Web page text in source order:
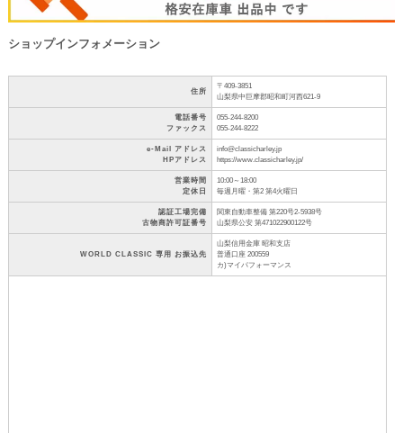
ショップインフォメーション
住所
〒409-3851
山梨県中巨摩郡昭和町河西621-9
電話番号
ファックス
055-244-8200
055-244-8222
e-Mail アドレス
HPアドレス
info@classicharley.jp
https://www.classicharley.jp/
営業時間
定休日
10:00～18:00
毎週月曜・第2 第4火曜日
認証工場完備
古物商許可証番号
関東自動車整備 第220号2-5938号
山梨県公安 第471022900122号
WORLD CLASSIC 専用 お振込先
山梨信用金庫 昭和支店
普通口座 200559
カ)マイパフォーマンス